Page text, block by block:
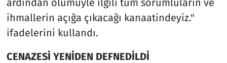
ihmallerin açığa çıkacağı kanaatindeyiz."
ifadelerini kullandı.
CENAZESİ YENİDEN DEFNEDİLDİ